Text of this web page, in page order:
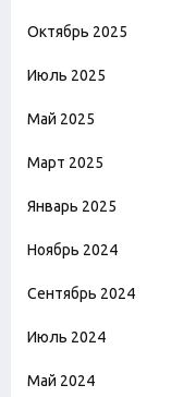
Октябрь 2025
Июль 2025
Май 2025
Март 2025
Январь 2025
Ноябрь 2024
Сентябрь 2024
Июль 2024
Май 2024